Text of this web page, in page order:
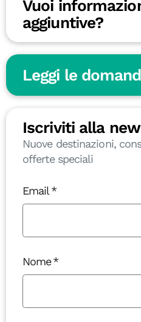
Vuoi
aggiuntive?
Leggi le
Iscriviti alla
Nuove destinazioni,
offerte speciali
Email
Nome